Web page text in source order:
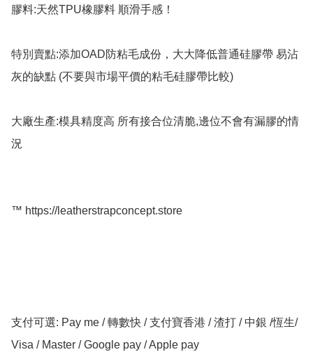
膠料:天然TPU橡膠料 順滑手感！
特別賣點:添加OAD防粘毛成份，大大降低普通硅膠帶 易沾
灰的缺點 (不要與市場平價的粘毛硅膠帶比較)
大廠生產:模具精度高 所有接合位清脆,邊位不會有漏膠的情
況
™️ https://leatherstrapconcept.store
支付可選: Pay me / 轉數快 / 支付寶香港 / 渣打 / 中銀 /恆生/
Visa / Master / Google pay / Apple pay